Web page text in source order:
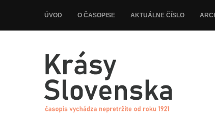
ÚVOD O ČASOPISE AKTUÁLNE ČÍSLO